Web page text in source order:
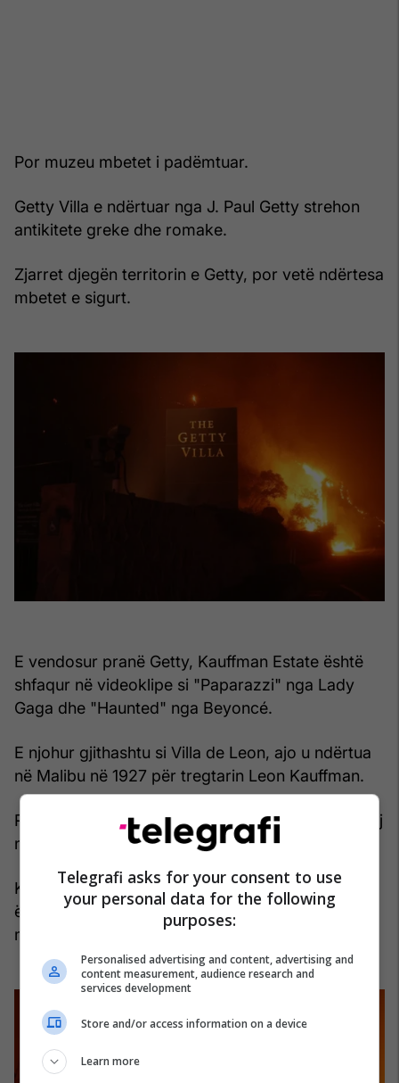
Por muzeu mbetet i padëmtuar.
Getty Villa e ndërtuar nga J. Paul Getty strehon
antikitete greke dhe romake.
Zjarret djegën territorin e Getty, por vetë ndërtesa
mbetet e sigurt.
E vendosur pranë Getty, Kauffman Estate është
shfaqur në videoklipe si "Paparazzi" nga Lady
Gaga dhe "Haunted" nga Beyoncé.
E njohur gjithashtu si Villa de Leon, ajo u ndërtua
në Malibu në 1927 për tregtarin Leon Kauffman.
Rezidenca prej 12000 metrash katrore mezi dukej
në qiellin portokalli.
Kauffman, tani një rezidencë private, duket se
është ende në këmbë që nga mbrëmja e së
martës, por shkalla e dëmit është e paqartë.
Telegrafi asks for your consent to use
your personal data for the following
purposes:
Personalised advertising and content, advertising and
content measurement, audience research and
services development
Store and/or access information on a device
Learn more